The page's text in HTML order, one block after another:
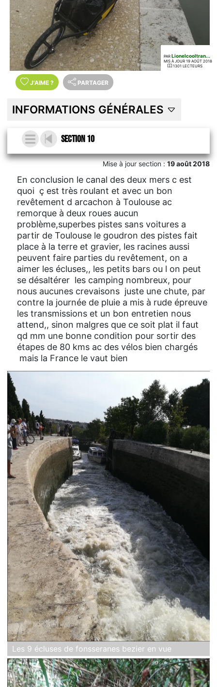
PAR Lionelcooltran...
MIS À JOUR 19 AOÛT 2018
1301 LECTEURS
J'AIME ? PARTAGER
INFORMATIONS GÉNÉRALES
Section 10
Mise à jour section :19 août 2018
En conclusion le canal des deux mers c est
quoi ç est très roulant et avec un bon
revêtement d arcachon à Toulouse ac
remorque à deux roues aucun
problème,superbes pistes sans voitures a
partir de Toulouse le goudron des pistes fait
place à la terre et gravier, les racines aussi
peuvent faire parties du revêtement, on a
aimer les écluses,, les petits bars ou l on peut
se désaltérer les camping nombreux, pour
nous aucunes crevaisons juste une chute, par
contre la journée de pluie a mis à rude épreuve
les transmissions et un bon entretien nous
attend,, sinon malgres que ce soit plat il faut
qd mm une bonne condition pour sortir des
étapes de 80 kms ac des vélos bien chargés
mais la France le vaut bien
Les 9 écluses de fonsseranes bezier en vue